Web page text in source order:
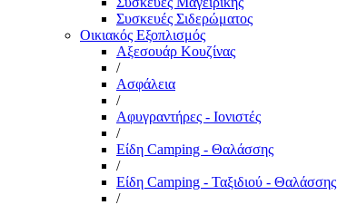
Συσκευές Σιδερώματος
Οικιακός Εξοπλισμός
Αξεσουάρ Κουζίνας
/
Ασφάλεια
/
Αφυγραντήρες - Ιονιστές
/
Είδη Camping - Θαλάσσης
/
Είδη Camping - Ταξιδιού - Θαλάσσης
/